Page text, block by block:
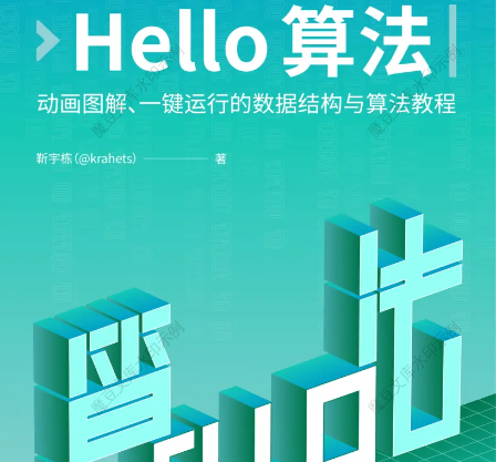
f node.adjacent) { if (!visited[neighbor]) { visited[neighbor] = true; res.pu
sh(neighbor); que.push(neighbor); } } } 广度优先遍历的示例图解 图9‑1
0展示了从顶点1、3出发时，广度优先遍历的具体步骤。例如： 顶点1
和3的访问顺序可以交换； 顶点2、4、6的访问顺序也可以任意调整。
相关代码实现 本书配套代码托管在GitHub仓库中，相关文件如graph.t
aph.vertices[1])); 广度优先遍历的优缺点 优点：保证按“由近及远”的顺
序访问顶点，适用于无权图中的最短路径问题。 缺点：对于大规模图
或稀疏图来说，广度优先遍历可能效率不高。 通过以上总结可以看
出，广度优先遍历是一种基础且实用的算法，适合处理许多图相关的